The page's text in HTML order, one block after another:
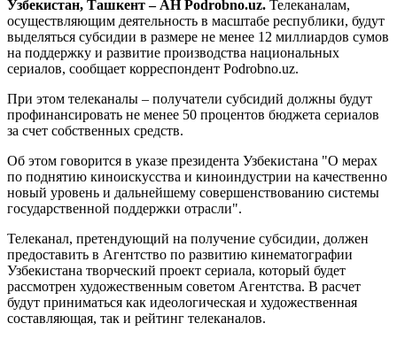
Узбекистан, Ташкент – АН Podrobno.uz. Телеканалам,
осуществляющим деятельность в масштабе республики, будут
выделяться субсидии в размере не менее 12 миллиардов сумов
на поддержку и развитие производства национальных
сериалов, сообщает корреспондент Podrobno.uz.
При этом телеканалы – получатели субсидий должны будут
профинансировать не менее 50 процентов бюджета сериалов
за счет собственных средств.
Об этом говорится в указе президента Узбекистана "О мерах
по поднятию киноискусства и киноиндустрии на качественно
новый уровень и дальнейшему совершенствованию системы
государственной поддержки отрасли".
Телеканал, претендующий на получение субсидии, должен
предоставить в Агентство по развитию кинематографии
Узбекистана творческий проект сериала, который будет
рассмотрен художественным советом Агентства. В расчет
будут приниматься как идеологическая и художественная
составляющая, так и рейтинг телеканалов.